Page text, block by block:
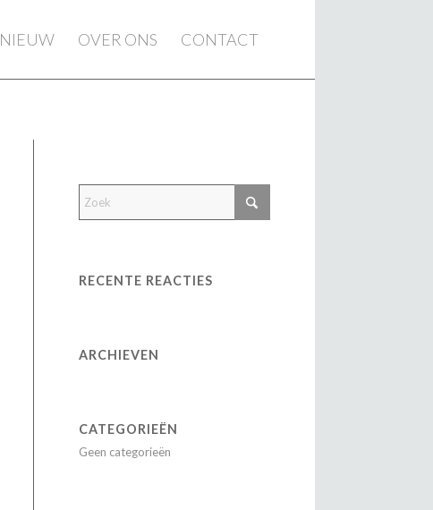
NIEUW OVER ONS CONTACT
RECENTE REACTIES
ARCHIEVEN
CATEGORIEËN
Geen categorieën